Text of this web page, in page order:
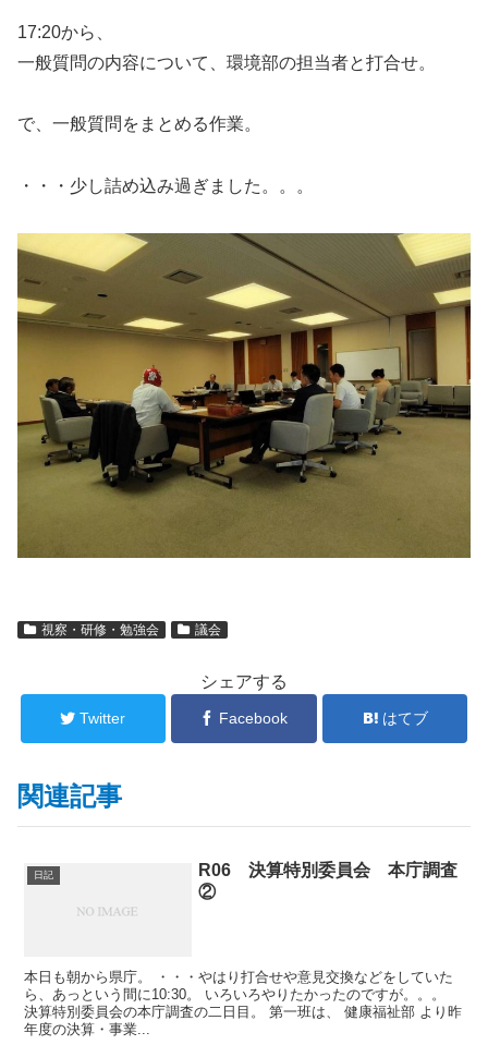
17:20から、
一般質問の内容について、環境部の担当者と打合せ。
で、一般質問をまとめる作業。
・・・少し詰め込み過ぎました。。。
視察・研修・勉強会 議会
シェアする
Twitter Facebook はてブ
関連記事
日記
R06 決算特別委員会 本庁調査
②
本日も朝から県庁。 ・・・やはり打合せや意見交換などをしていた
ら、あっという間に10:30。 いろいろやりたかったのですが。。。
決算特別委員会の本庁調査の二日目。 第一班は、 健康福祉部 より昨
年度の決算・事業...